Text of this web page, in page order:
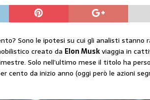
] Nato con l’Austria-Ungheria e morto nell’era
ARTE
Sono le ipotesi su cui gli analisti stanno
creato da Elon Muskviaggia in
Solo nell’ultimo mese il titolo ha
cento da inizio anno (oggi però le azioni